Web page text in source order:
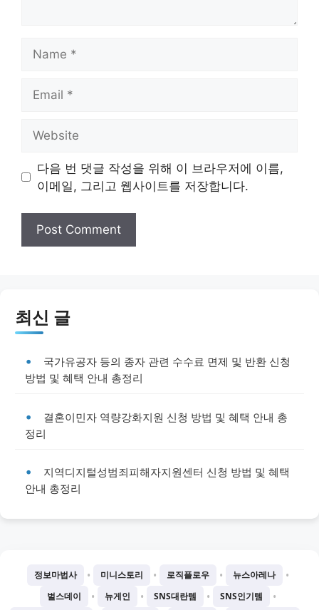
다음 번 댓글 작성을 위해 이 브라우저에 이름,
이메일, 그리고 웹사이트를 저장합니다.
최신 글
국가유공자 등의 종자 관련 수수료 면제 및 반환 신청
방법 및 혜택 안내 총정리
결혼이민자 역량강화지원 신청 방법 및 혜택 안내 총
정리
지역디지털성범죄피해자지원센터 신청 방법 및 혜택
안내 총정리
정보마법사 • 미니스토리 • 로직플로우 • 뉴스아레나 •
벌스데이 • 뉴게인 • SNS대란템 • SNS인기템 •